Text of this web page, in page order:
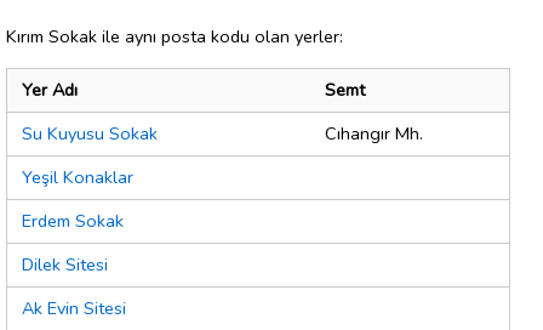
Kırım Sokak ile aynı posta kodu olan yerler:
Yer Adı
Semt
Su Kuyusu Sokak
Cıhangır Mh.
Yeşil Konaklar
Erdem Sokak
Dilek Sitesi
Ak Evin Sitesi